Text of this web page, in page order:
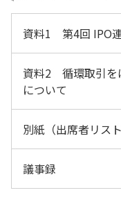
資料1 第4回 IPO
資料2 循環取引を
について
別紙（出席者リスト
議事録